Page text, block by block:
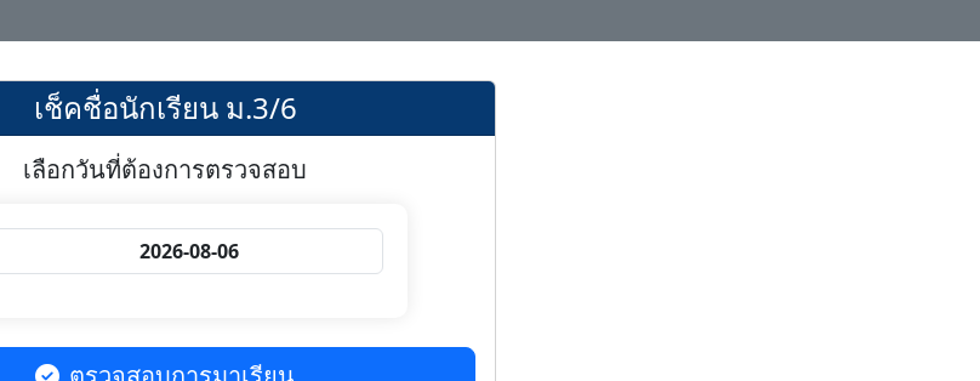
เช็คชื่อนักเรียน ม.3/6
เลือกวันที่ต้องการตรวจสอบ